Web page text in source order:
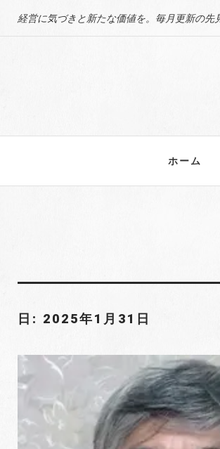
o
経営に気づきと新たな価値を。毎月更新の先
ホーム
日: 2025年1月31日